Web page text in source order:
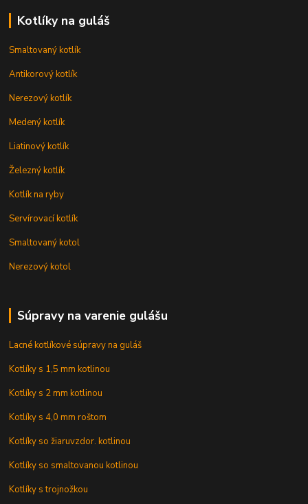
Kotlíky na guláš
Smaltovaný kotlík
Antikorový kotlík
Nerezový kotlík
Medený kotlík
Liatinový kotlík
Železný kotlík
Kotlík na ryby
Servírovací kotlík
Smaltovaný kotol
Nerezový kotol
Súpravy na varenie gulášu
Lacné kotlíkové súpravy na guláš
Kotlíky s 1,5 mm kotlinou
Kotlíky s 2 mm kotlinou
Kotlíky s 4,0 mm roštom
Kotlíky so žiaruvzdor. kotlinou
Kotlíky so smaltovanou kotlinou
Kotlíky s trojnožkou